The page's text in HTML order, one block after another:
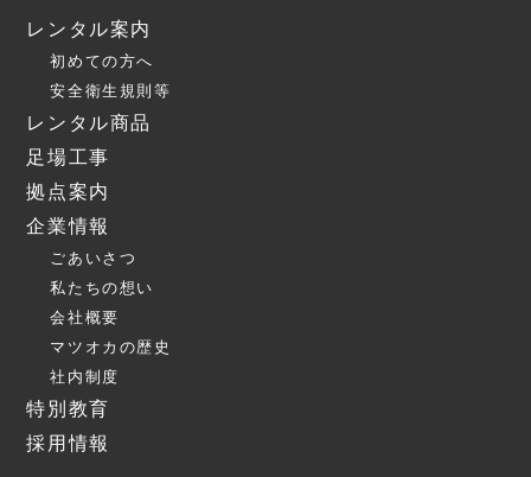
レンタル案内
初めての方へ
安全衛生規則等
レンタル商品
足場工事
拠点案内
企業情報
ごあいさつ
私たちの想い
会社概要
マツオカの歴史
社内制度
特別教育
採用情報